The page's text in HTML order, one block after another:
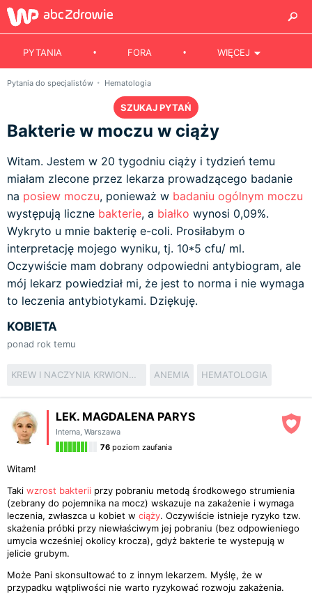
PYTANIA FORA WIĘCEJ
Pytania do specjalistów Hematologia
SZUKAJ PYTAŃ
Bakterie w moczu w ciąży
Witam. Jestem w 20 tygodniu ciąży i tydzień temu
miałam zlecone przez lekarza prowadzącego badanie
na posiew moczu, ponieważ w badaniu ogólnym moczu
występują liczne bakterie, a białko wynosi 0,09%.
Wykryto u mnie bakterię e-coli. Prosiłabym o
interpretację mojego wyniku, tj. 10*5 cfu/ ml.
Oczywiście mam dobrany odpowiedni antybiogram, ale
mój lekarz powiedział mi, że jest to norma i nie wymaga
to leczenia antybiotykami. Dziękuję.
KOBIETA
ponad rok temu
KREW I NACZYNIA KRWIONOŚNE ANEMIA HEMATOLOGIA
LEK. MAGDALENA PARYS
Interna, Warszawa
76 poziom zaufania
Witam!
Taki wzrost bakterii przy pobraniu metodą środkowego strumienia
(zebrany do pojemnika na mocz) wskazuje na zakażenie i wymaga
leczenia, zwłaszca u kobiet w ciąży. Oczywiście istnieje ryzyko tzw.
skażenia próbki przy niewłaściwym jej pobraniu (bez odpowieniego
umycia wcześniej okolicy krocza), gdyż bakterie te wystepują w
jelicie grubym.
Może Pani skonsultować to z innym lekarzem. Myślę, że w
przypadku wątpliwości nie warto ryzykować rozwoju zakażenia.